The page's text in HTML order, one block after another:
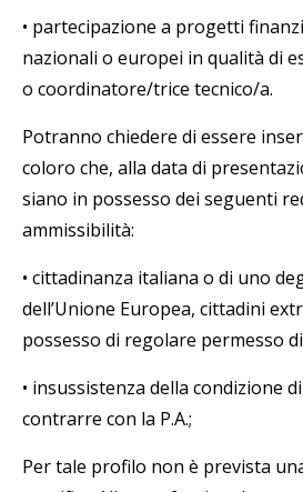
• partecipazione a progetti
nazionali o europei in qualità di
o coordinatore/trice tecnico/a.
Potranno chiedere di essere
coloro che, alla data di
siano in possesso dei seguenti
ammissibilità:
• cittadinanza italiana o di uno
dell’Unione Europea, cittadini
possesso di regolare permesso
• insussistenza della condizione
contrarre con la P.A.;
Per tale profilo non è prevista